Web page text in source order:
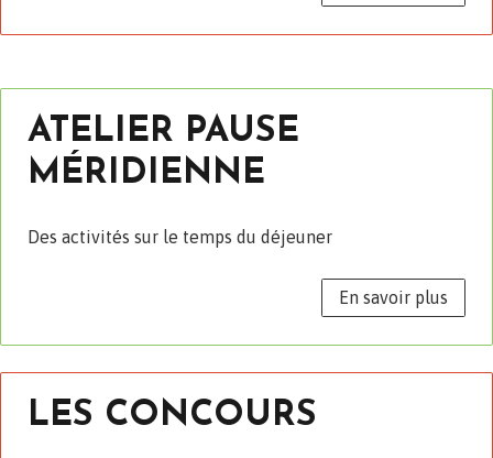
ATELIER PAUSE
MÉRIDIENNE
Des activités sur le temps du déjeuner
En savoir plus
LES CONCOURS